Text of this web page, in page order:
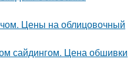
Цены на облицовочный
сайдингом. Цена обшивки